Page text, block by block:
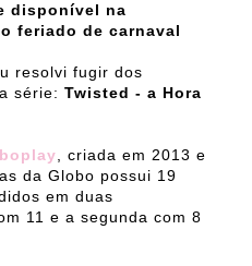
disponível na
feriado de carnaval
resolvi fugir dos
série: Twisted - a Hora
, criada em 2013 e
da Globo possui 19
em duas
11 e a segunda com 8